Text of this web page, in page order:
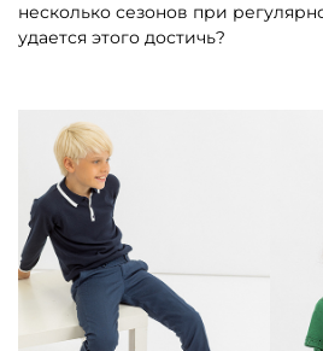
несколько сезонов при
удается этого достичь?